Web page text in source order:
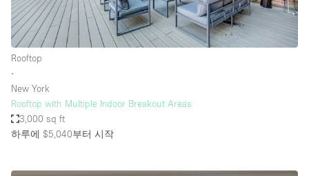
Rooftop
∙
New York
Rooftop with Multiple Indoor Breakout Areas
3,000 sq ft
하루에 $5,040부터 시작